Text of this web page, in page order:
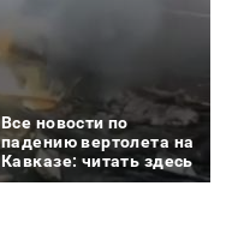
Все новости по
падению вертолета на
Кавказе: читать здесь